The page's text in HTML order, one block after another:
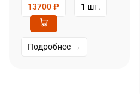
13700₽ 1 шт.
Подробнее →